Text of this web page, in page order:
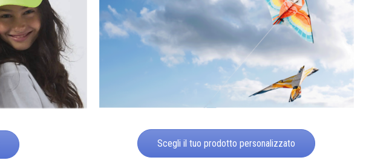
Scegli il tuo prodotto personalizzato